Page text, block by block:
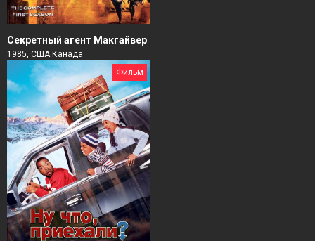
Секретный агент Макгайвер
1985, США Канада
Фильм